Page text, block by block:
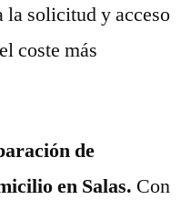
la solicitud y acceso
coste más
de
en Salas. Con